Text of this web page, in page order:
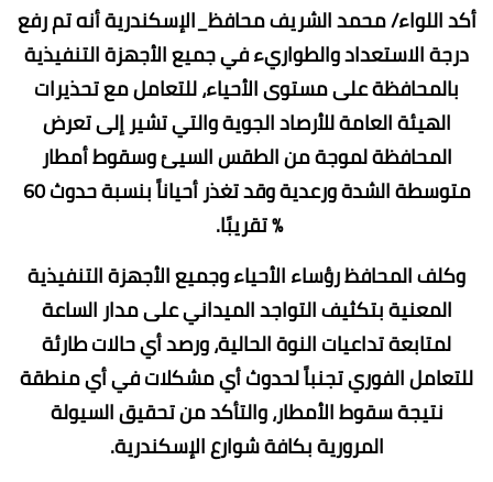
أكد اللواء/ محمد الشريف محافظ_الإسكندرية أنه تم رفع
درجة الاستعداد والطواريء في جميع الأجهزة التنفيذية
بالمحافظة على مستوى الأحياء، للتعامل مع تحذيرات
الهيئة العامة للأرصاد الجوية والتي تشير إلى تعرض
المحافظة لموجة من الطقس السيئ وسقوط أمطار
متوسطة الشدة ورعدية وقد تغذر أحياناً بنسبة حدوث 60
% تقريبًا.
وكلف المحافظ رؤساء الأحياء وجميع الأجهزة التنفيذية
المعنية بتكثيف التواجد الميداني على مدار الساعة
لمتابعة تداعيات النوة الحالية، ورصد أي حالات طارئة
للتعامل الفوري تجنباً لحدوث أي مشكلات في أي منطقة
نتيجة سقوط الأمطار، والتأكد من تحقيق السيولة
المرورية بكافة شوارع الإسكندرية.